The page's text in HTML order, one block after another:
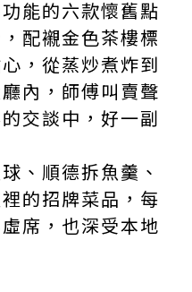
能的六款懷舊點
配襯金色茶樓標
，從蒸炒煮炸到
內，師傅叫賣聲
交談中，好一副
、順德拆魚羹、
的招牌菜品，每
席，也深受本地